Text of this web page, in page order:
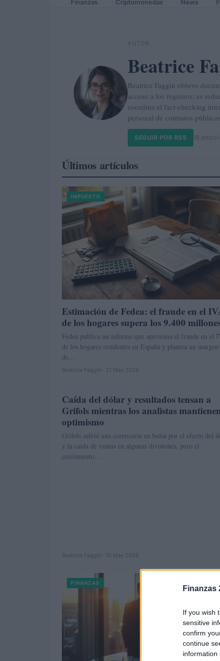
Finanzas
If you wish
sensitive
confirm
continue
information
Finanzas Criptomonedas News
AUTOR
Beatrice
Beatrice Faggin obtuvo
acceso a los registros; es
coordina el fact-checking
personal de contratos
SEGUIR POR RSS 18 articoli
Últimos artículos
IMPUESTO
Estimación de Fedea: el fraude en el
de los hogares supera los 9.400
Fedea publica un informe que aproxima el fraude en el
de los hogares residentes en España y plantea un margen
de…
Beatrice Faggin · 21 May 2026
INVERSIONES
Caída del dólar y resultados tensan a
Grifols mientras los analistas
optimismo
Grifols sufrió una corrección en bolsa por el efecto del
y la caída de ventas en algunas divisiones, pero el
crecimiento…
Beatrice Faggin · 10 May 2026
FINANZAS